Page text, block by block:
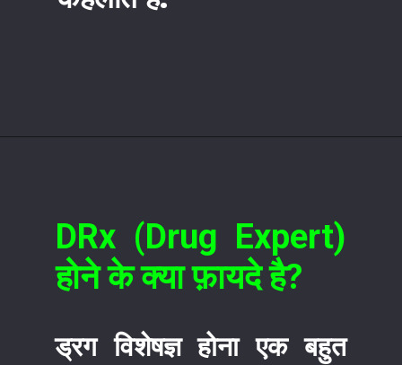
ड्रग विशेषज्ञ होना एक बहुत
DRx (Drug Expert)
होने के क्या फ़ायदे है?